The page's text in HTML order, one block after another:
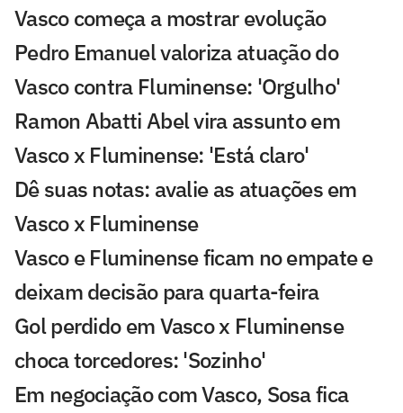
Vasco começa a mostrar evolução
Pedro Emanuel valoriza atuação do
Vasco contra Fluminense: 'Orgulho'
Ramon Abatti Abel vira assunto em
Vasco x Fluminense: 'Está claro'
Dê suas notas: avalie as atuações em
Vasco x Fluminense
Vasco e Fluminense ficam no empate e
deixam decisão para quarta-feira
Gol perdido em Vasco x Fluminense
choca torcedores: 'Sozinho'
Em negociação com Vasco, Sosa fica